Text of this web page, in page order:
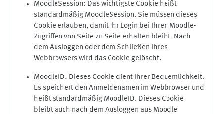
MoodleSession: Das wichtigste Cookie heißt
standardmäßig MoodleSession. Sie müssen dieses
Cookie erlauben, damit Ihr Login bei Ihren Moodle-
Zugriffen von Seite zu Seite erhalten bleibt. Nach
dem Ausloggen oder dem Schließen Ihres
Webbrowsers wird das Cookie gelöscht.
MoodleID: Dieses Cookie dient Ihrer Bequemlichkeit.
Es speichert den Anmeldenamen im Webbrowser und
heißt standardmäßig MoodleID. Dieses Cookie
bleibt auch nach dem Ausloggen aus Moodle